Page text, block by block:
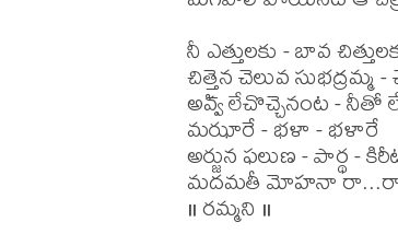
నీ ఎత్తులకు - బావ
చిత్తైన చెలువ సుభద్రమ్మ
అవ్వ లేచొచ్చెనంట - నీతో
మఝారే - భళా - భళారే
అర్జున ఫలుణ - పార్థ -
మదమతీ మోహనా
॥ రమ్మని ॥